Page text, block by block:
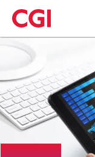
Skip
to
main
content